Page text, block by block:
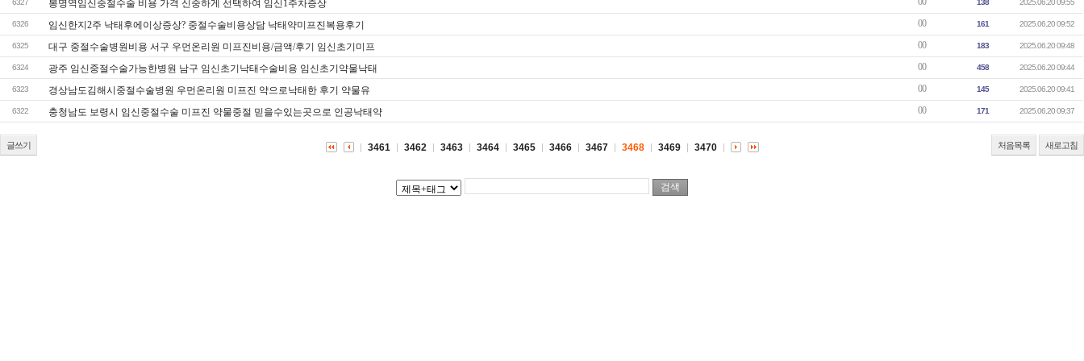
6327 봉명역임신중절수술 비용 가격 신중하게 선택하여 임신1주차증상 138 2025.06.20 09:55
6326 임신한지2주 낙태후에이상증상? 중절수술비용상담 낙태약미프진복용후기 00 161 2025.06.20 09:52
6325 대구 중절수술병원비용 서구 우먼온리원 미프진비용/금액/후기 임신초기미프 00 183 2025.06.20 09:48
6324 광주 임신중절수술가능한병원 남구 임신초기낙태수술비용 임신초기약물낙­태 00 458 2025.06.20 09:44
6323 경상남도김해시중절수술병원 우먼온리원 미프진 약으로낙태한 후기 약물유 00 145 2025.06.20 09:41
6322 충청남도 보령시 임신중절수술 미프진 약물중절 믿을수있는곳으로 인공낙태약 00 171 2025.06.20 09:37
글쓰기 처음목록 새로고침
3461 3462 3463 3464 3465 3466 3467 3468 3469 3470